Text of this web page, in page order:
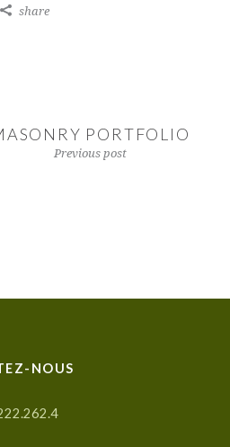
share
PORTFOLIO
Previous post
NOUS